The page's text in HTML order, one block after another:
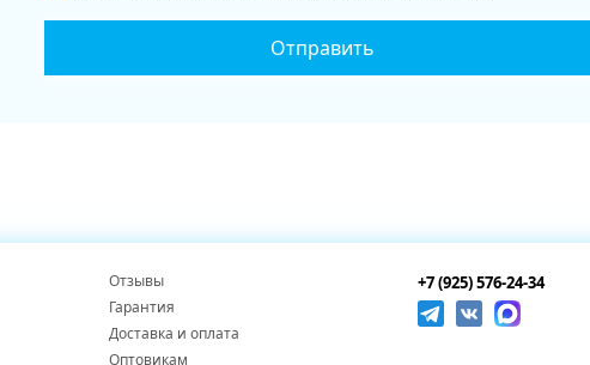
Отзывы
Гарантия
Доставка и оплата
Оптовикам
+7 (925) 576-24-34